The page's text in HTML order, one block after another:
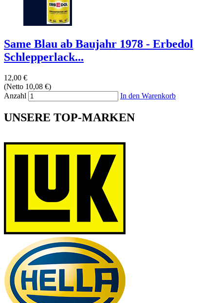
Same Blau ab Baujahr 1978 - Erbedol
Schlepperlack...
12,00 €
(Netto 10,08 €)
Anzahl
In den Warenkorb
UNSERE TOP-MARKEN